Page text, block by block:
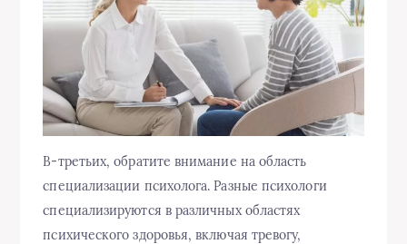
В-третьих, обратите внимание на область
специализации психолога. Разные психологи
специализируются в различных областях
психического здоровья, включая тревогу,